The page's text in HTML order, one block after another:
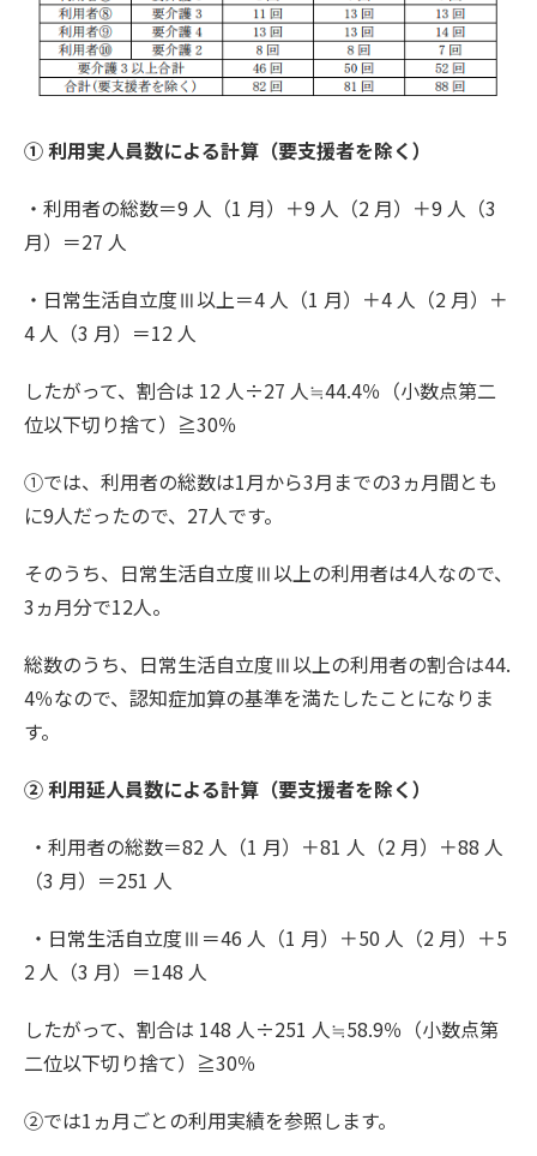
① 利用実人員数による計算（要支援者を除く）
・利用者の総数＝9 人（1 月）＋9 人（2 月）＋9 人（3
月）＝27 人
・日常生活自立度Ⅲ以上＝4 人（1 月）＋4 人（2 月）＋
4 人（3 月）＝12 人
したがって、割合は 12 人÷27 人≒44.4％（小数点第二
位以下切り捨て）≧30％
①では、利用者の総数は1月から3月までの3ヵ月間とも
に9人だったので、27人です。
そのうち、日常生活自立度Ⅲ以上の利用者は4人なので、
3ヵ月分で12人。
総数のうち、日常生活自立度Ⅲ以上の利用者の割合は44.
4％なので、認知症加算の基準を満たしたことになりま
す。
② 利用延人員数による計算（要支援者を除く）
・利用者の総数＝82 人（1 月）＋81 人（2 月）＋88 人
（3 月）＝251 人
・日常生活自立度Ⅲ＝46 人（1 月）＋50 人（2 月）＋5
2 人（3 月）＝148 人
したがって、割合は 148 人÷251 人≒58.9％（小数点第
二位以下切り捨て）≧30％
②では1ヵ月ごとの利用実績を参照します。